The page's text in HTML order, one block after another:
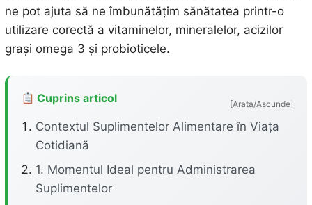
ne pot ajuta să ne îmbunătățim sănătatea printr-o
utilizare corectă a vitaminelor, mineralelor, acizilor
grași omega 3 și probioticele.
Cuprins articol [Arata/Ascunde]
Contextul Suplimentelor Alimentare în Viața
Cotidiană
1. Momentul Ideal pentru Administrarea
Suplimentelor